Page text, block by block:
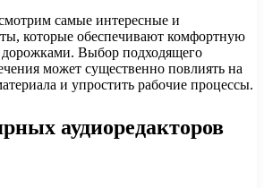
самые интересные и
которые обеспечивают комфортную
дорожками. Выбор подходящего
может существенно повлиять на
и упростить рабочие процессы.
аудиоредакторов